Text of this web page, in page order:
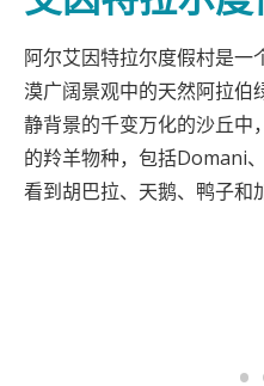
阿尔艾因特拉尔度假村是一
漠广阔景观中的天然阿拉伯
静背景的千变万化的沙丘中
的羚羊物种，包括Domani
看到胡巴拉、天鹅、鸭子和